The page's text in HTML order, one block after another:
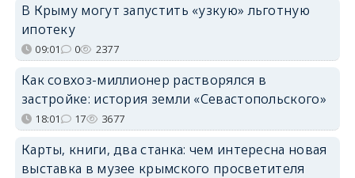
В Крыму могут запустить «узкую» льготную
ипотеку
09:01 0 2377
Как совхоз-миллионер растворялся в
застройке: история земли «Севастопольского»
18:01 17 3677
Карты, книги, два станка: чем интересна новая
выставка в музее крымского просветителя